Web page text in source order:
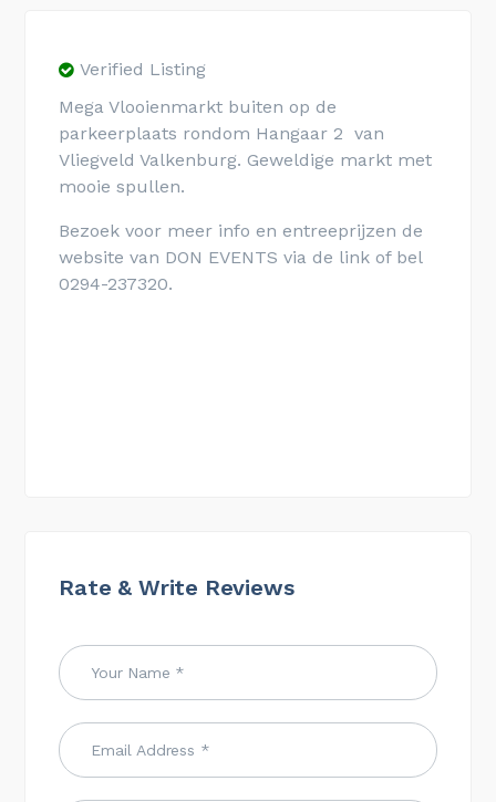
Verified Listing
Mega Vlooienmarkt buiten op de
parkeerplaats rondom Hangaar 2 van
Vliegveld Valkenburg. Geweldige markt met
mooie spullen.
Bezoek voor meer info en entreeprijzen de
website van DON EVENTS via de link of bel
0294-237320.
Rate & Write Reviews